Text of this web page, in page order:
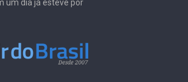
um dia já esteve por